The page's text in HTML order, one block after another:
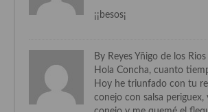
Cocina Navarra
Cocina Valenciana
Cocina Vasca
¡¡besos¡
By Reyes Yñigo de los
Hola Concha, cuanto
Hoy he triunfado con tu
conejo con salsa